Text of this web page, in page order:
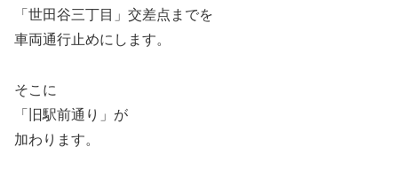
「世田谷三丁目」交差点までを
車両通行止めにします。
そこに
「旧駅前通り」が
加わります。